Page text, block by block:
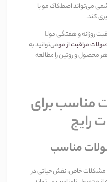
می‌تواند اصطکاک مو با
کند.
روزانه و هفتگی مو
می‌توانید بهمراقبت از مو
هر محصول و روتین را مطالعه
مناسب برای
رایج
مناسب
مشکلات خاص، نقش حیاتی در